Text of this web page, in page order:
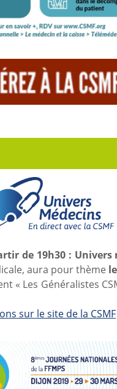
de 19h30 : Univers
aura pour thème
« Les Généralistes
sur le site de la CSMF